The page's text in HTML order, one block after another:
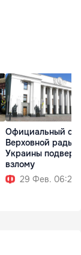
Официальный
Верховной рады
Украины
взлому
29 Фев. 06:20